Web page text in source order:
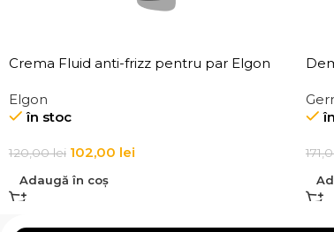
Crema Fluid anti-frizz pentru par Elgon
Elgon
în stoc
120,00lei 102,00 lei
Adaugă în coș